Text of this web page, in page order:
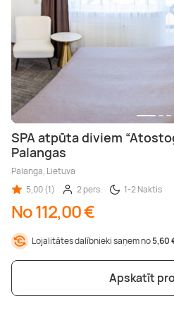
SPA atpūta diviem
Palangas
Palanga, Lietuva
5,00 (1)
2 pers. 1-2 Naktis
No 112,00 €
Lojalitātes dalībnieki saņem no5,60
Apskatīt